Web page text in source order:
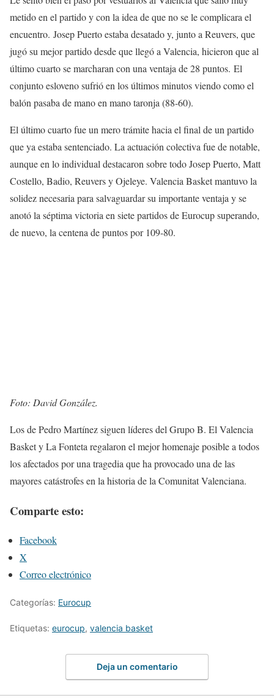
metido en el partido y con la idea de que no se le complicara el
encuentro. Josep Puerto estaba desatado y, junto a Reuvers, que
jugó su mejor partido desde que llegó a Valencia, hicieron que al
último cuarto se marcharan con una ventaja de 28 puntos. El
conjunto esloveno sufrió en los últimos minutos viendo como el
balón pasaba de mano en mano taronja (88-60).
El último cuarto fue un mero trámite hacia el final de un partido
que ya estaba sentenciado. La actuación colectiva fue de notable,
aunque en lo individual destacaron sobre todo Josep Puerto, Matt
Costello, Badio, Reuvers y Ojeleye. Valencia Basket mantuvo la
solidez necesaria para salvaguardar su importante ventaja y se
anotó la séptima victoria en siete partidos de Eurocup superando,
de nuevo, la centena de puntos por 109-80.
Foto: David González.
Los de Pedro Martínez siguen líderes del Grupo B. El Valencia
Basket y La Fonteta regalaron el mejor homenaje posible a todos
los afectados por una tragedia que ha provocado una de las
mayores catástrofes en la historia de la Comunitat Valenciana.
Comparte esto:
Facebook
X
Correo electrónico
Categorías: Eurocup
Etiquetas: eurocup, valencia basket
Deja un comentario